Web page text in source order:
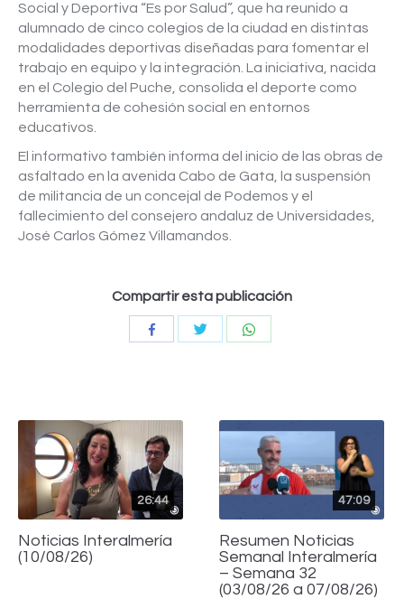
Social y Deportiva “Es por Salud”, que ha reunido a
alumnado de cinco colegios de la ciudad en distintas
modalidades deportivas diseñadas para fomentar el
trabajo en equipo y la integración. La iniciativa, nacida
en el Colegio del Puche, consolida el deporte como
herramienta de cohesión social en entornos
educativos.
El informativo también informa del inicio de las obras de
asfaltado en la avenida Cabo de Gata, la suspensión
de militancia de un concejal de Podemos y el
fallecimiento del consejero andaluz de Universidades,
José Carlos Gómez Villamandos.
Compartir esta publicación
CompartirCompartir
26:44
Noticias Interalmería
(10/08/26)
47:09
Resumen Noticias
Semanal Interalmería
– Semana 32
(03/08/26 a 07/08/26)